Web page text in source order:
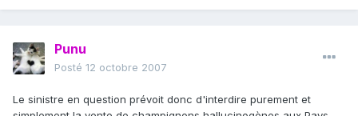
Punu
Posté 12 octobre 2007
Le sinistre en question prévoit donc d'interdire purement et